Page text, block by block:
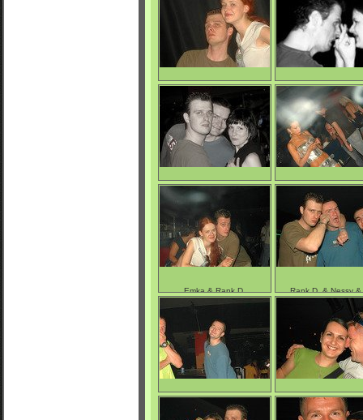
0/4709
Rank D. & Emka
0/4790
Rank D. & Emka
Rank D. & Nessy & his girl
0/5343
Silver sexy
Emka & Rank D.
0/4870
Rank D. & Nessy &
Evka & Dominik